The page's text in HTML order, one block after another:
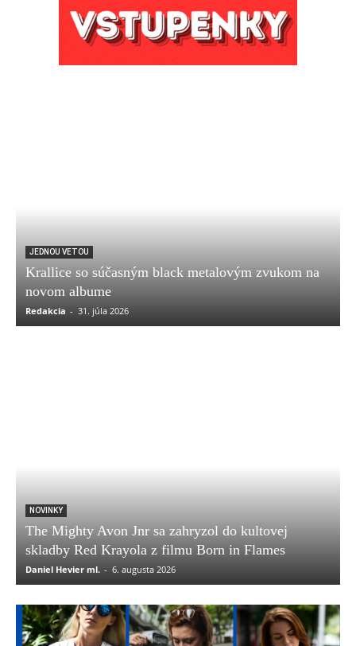
JEDNOU VETOU
Krallice so súčasným black metalovým zvukom na
novom albume
Redakcia - 31. júla 2026
NOVINKY
The Mighty Avon Jnr sa zahryzol do kultovej
skladby Red Krayola z filmu Born in Flames
Daniel Hevier ml. - 6. augusta 2026